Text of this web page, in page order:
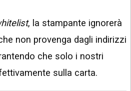
, la stampante ignorerà
non provenga dagli indirizzi
che solo i nostri
sulla carta.